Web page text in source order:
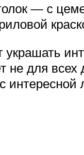
— с
для всех
интересной